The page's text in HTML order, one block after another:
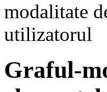
modalitate
utilizatorul
Graful-